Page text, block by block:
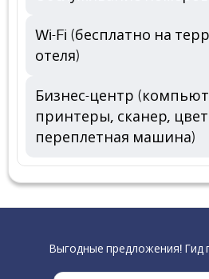
Wi-Fi (бесплатно на
отеля)
Бизнес-центр
принтеры, сканер,
переплетная машина)
Выгодные предложения! Гид